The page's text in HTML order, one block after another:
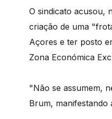
O sindicato acusou,
criação de uma
Açores e ter posto
Zona Económica
"Não se assumem,
Brum,